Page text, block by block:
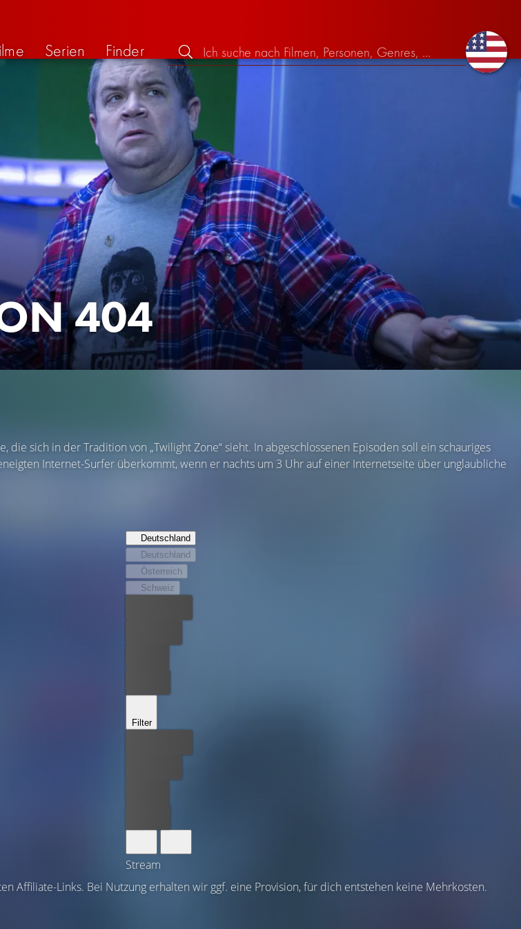
Serien Finder
404
die sich in der Tradition von „Twilight Zone“ sieht. In abgeschlossenen Episoden soll ein schauriges
Internet-Surfer überkommt, wenn er nachts um 3 Uhr auf einer Internetseite über unglaubliche
Deutschland
Deutschland
Österreich
Schweiz
Filter
Stream
Affiliate-Links. Bei Nutzung erhalten wir ggf. eine Provision, für dich entstehen keine Mehrkosten.